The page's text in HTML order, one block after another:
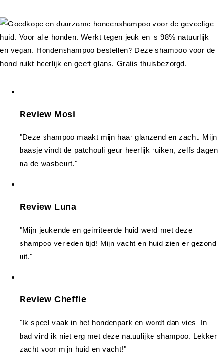
Review Mosi
"Deze shampoo maakt mijn haar glanzend en zacht. Mijn
baasje vindt de patchouli geur heerlijk ruiken, zelfs dagen
na de wasbeurt."
Review Luna
"Mijn jeukende en geirriteerde huid werd met deze
shampoo verleden tijd! Mijn vacht en huid zien er gezond
uit."
Review Cheffie
"Ik speel vaak in het hondenpark en wordt dan vies. In
bad vind ik niet erg met deze natuulijke shampoo. Lekker
zacht voor mijn huid en vacht!"